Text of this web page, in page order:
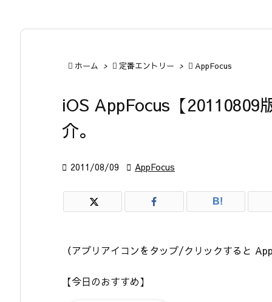
 ホーム >  定番エントリー >  AppFocus
iOS AppFocus【20110809
介。
 2011/08/09  AppFocus
B!
（アプリアイコンをタップ/クリックすると
【今日のおすすめ】